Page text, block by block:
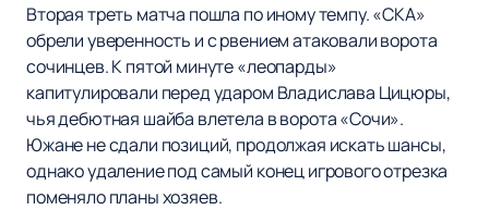
Вторая треть матча пошла по иному темпу. «СКА»
обрели уверенность и с рвением атаковали ворота
сочинцев. К пятой минуте «леопарды»
капитулировали перед ударом Владислава Цицюры,
чья дебютная шайба влетела в ворота «Сочи».
Южане не сдали позиций, продолжая искать шансы,
однако удаление под самый конец игрового отрезка
поменяло планы хозяев.